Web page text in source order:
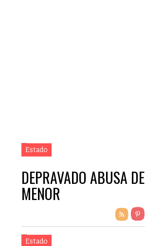
Estado
DEPRAVADO ABUSA DE
MENOR
Estado